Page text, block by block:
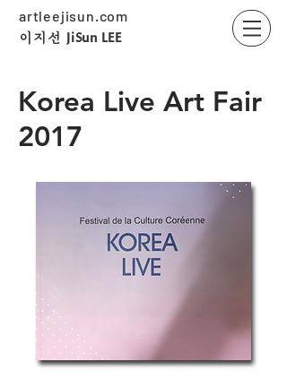
artleejisun.com
​이지선 JiSun LEE
Korea Live Art Fair
2017